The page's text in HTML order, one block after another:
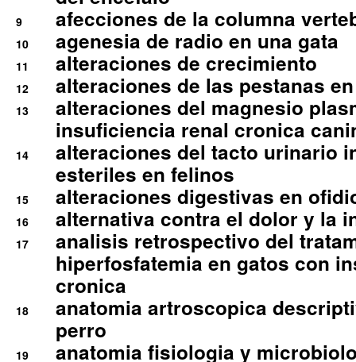
9 afecciones de la columna
10 agenesia de radio en una gata
11 alteraciones de crecimiento
12 alteraciones de las pestanas
13
alteraciones del magnesio
insuficiencia renal cronica
14
alteraciones del tacto urinario
esteriles en felinos
15 alteraciones digestivas en
16 alternativa contra el dolor y la
17
analisis retrospectivo del
hiperfosfatemia en gatos con
cronica
18
anatomia artroscopica
perro
19
anatomia fisiologia y